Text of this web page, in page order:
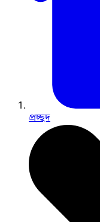
প্রচ্ছদ